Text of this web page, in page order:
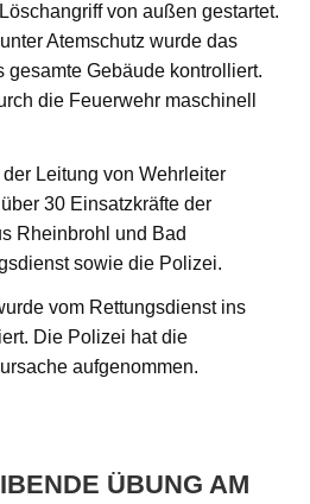
von außen gestartet.
Atemschutz wurde das
gesamte Gebäude kontrolliert.
die Feuerwehr maschinell
Leitung von Wehrleiter
30 Einsatzkräfte der
Rheinbrohl und Bad
sowie die Polizei.
vom Rettungsdienst ins
Die Polizei hat die
aufgenommen.
ÜBUNG AM H